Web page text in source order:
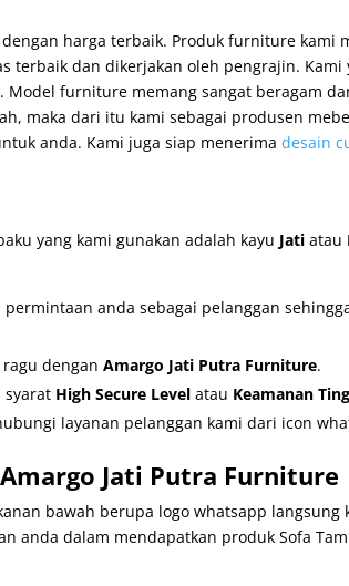
harga terbaik. Produk furniture kami
dan dikerjakan oleh pengrajin.
furniture memang sangat beragam
maka dari itu kami sebagai produsen
anda. Kami juga siap menerima desain
yang kami gunakan adalah kayu Jati atau
anda sebagai pelanggan
dengan Amargo Jati Putra Furniture.
syarat High Secure Level atau Keamanan
layanan pelanggan kami dari icon
Jati Putra Furniture
bawah berupa logo whatsapp langsung
anda dalam mendapatkan produk Sofa